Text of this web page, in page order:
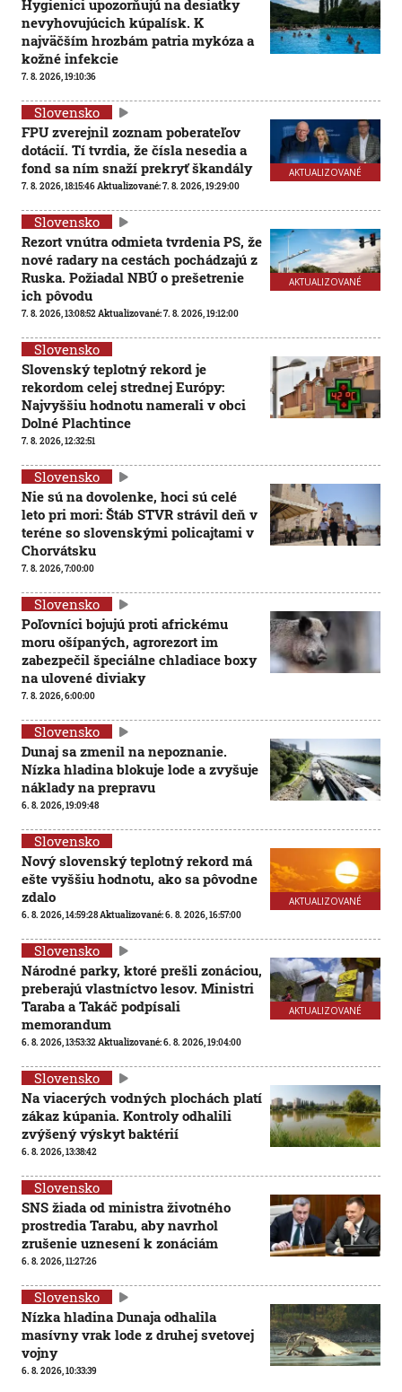
Hygienici upozorňujú na desiatky
nevyhovujúcich kúpalísk. K
najväčším hrozbám patria mykóza a
kožné infekcie
7. 8. 2026, 19:10:36
AKTUALIZOVANÉ
Slovensko
FPU zverejnil zoznam poberateľov
dotácií. Tí tvrdia, že čísla nesedia a
fond sa ním snaží prekryť škandály
7. 8. 2026, 18:15:46Aktualizované:7. 8. 2026, 19:29:00
AKTUALIZOVANÉ
Slovensko
Rezort vnútra odmieta tvrdenia PS, že
nové radary na cestách pochádzajú z
Ruska. Požiadal NBÚ o prešetrenie
ich pôvodu
7. 8. 2026, 13:08:52Aktualizované:7. 8. 2026, 19:12:00
Slovensko
Slovenský teplotný rekord je
rekordom celej strednej Európy:
Najvyššiu hodnotu namerali v obci
Dolné Plachtince
7. 8. 2026, 12:32:51
Slovensko
Nie sú na dovolenke, hoci sú celé
leto pri mori: Štáb STVR strávil deň v
teréne so slovenskými policajtami v
Chorvátsku
7. 8. 2026, 7:00:00
Slovensko
Poľovníci bojujú proti africkému
moru ošípaných, agrorezort im
zabezpečil špeciálne chladiace boxy
na ulovené diviaky
7. 8. 2026, 6:00:00
Slovensko
Dunaj sa zmenil na nepoznanie.
Nízka hladina blokuje lode a zvyšuje
náklady na prepravu
6. 8. 2026, 19:09:48
AKTUALIZOVANÉ
Slovensko
Nový slovenský teplotný rekord má
ešte vyššiu hodnotu, ako sa pôvodne
zdalo
6. 8. 2026, 14:59:28Aktualizované:6. 8. 2026, 16:57:00
AKTUALIZOVANÉ
Slovensko
Národné parky, ktoré prešli zonáciou,
preberajú vlastníctvo lesov. Ministri
Taraba a Takáč podpísali
memorandum
6. 8. 2026, 13:53:32Aktualizované:6. 8. 2026, 19:04:00
Slovensko
Na viacerých vodných plochách platí
zákaz kúpania. Kontroly odhalili
zvýšený výskyt baktérií
6. 8. 2026, 13:38:42
Slovensko
SNS žiada od ministra životného
prostredia Tarabu, aby navrhol
zrušenie uznesení k zonáciám
6. 8. 2026, 11:27:26
Slovensko
Nízka hladina Dunaja odhalila
masívny vrak lode z druhej svetovej
vojny
6. 8. 2026, 10:33:39